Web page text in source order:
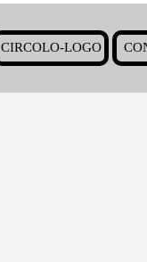
CIRCOLO-LOGO